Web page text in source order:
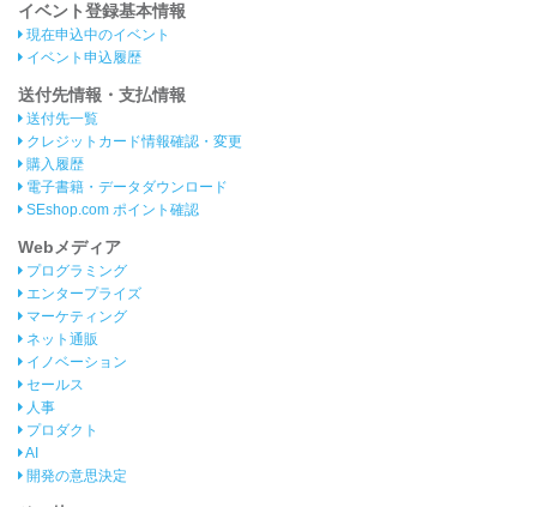
イベント登録基本情報
現在申込中のイベント
イベント申込履歴
送付先情報・支払情報
送付先一覧
クレジットカード情報確認・変更
購入履歴
電子書籍・データダウンロード
SEshop.com ポイント確認
Webメディア
プログラミング
エンタープライズ
マーケティング
ネット通販
イノベーション
セールス
人事
プロダクト
AI
開発の意思決定